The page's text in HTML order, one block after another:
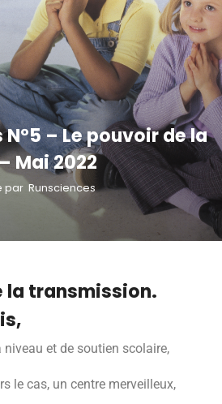
– Le pouvoir de la
Mai 2022
par Runsciences
la transmission.
niveau et de soutien scolaire,
le cas, un centre merveilleux,